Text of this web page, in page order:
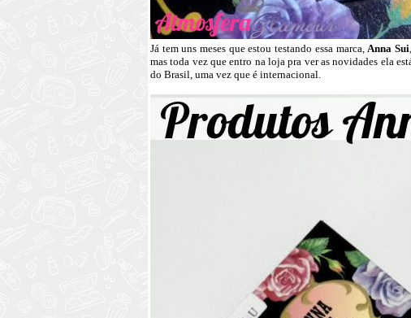
Já tem uns meses que estou testando essa marca, Anna Sui
mas toda vez que entro na loja pra ver as novidades ela
do Brasil, uma vez que é internacional.